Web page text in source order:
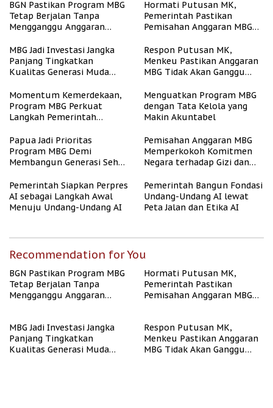
BGN Pastikan Program MBG
Tetap Berjalan Tanpa
Mengganggu Anggaran
Hormati Putusan MK,
Pemerintah Pastikan
Pemisahan Anggaran MBG
MBG Jadi Investasi Jangka
Panjang Tingkatkan
Kualitas Generasi Muda
Respon Putusan MK,
Menkeu Pastikan Anggaran
MBG Tidak Akan Ganggu
Momentum Kemerdekaan,
Program MBG Perkuat
Langkah Pemerintah
Menguatkan Program MBG
dengan Tata Kelola yang
Makin Akuntabel
Papua Jadi Prioritas
Program MBG Demi
Membangun Generasi Sehat
Pemisahan Anggaran MBG
Memperkokoh Komitmen
Negara terhadap Gizi dan
Pemerintah Siapkan Perpres
AI sebagai Langkah Awal
Menuju Undang-Undang AI
Pemerintah Bangun Fondasi
Undang-Undang AI lewat
Peta Jalan dan Etika AI
Recommendation for You
BGN Pastikan Program MBG
Tetap Berjalan Tanpa
Mengganggu Anggaran
Hormati Putusan MK,
Pemerintah Pastikan
Pemisahan Anggaran MBG
MBG Jadi Investasi Jangka
Panjang Tingkatkan
Kualitas Generasi Muda
Respon Putusan MK,
Menkeu Pastikan Anggaran
MBG Tidak Akan Ganggu